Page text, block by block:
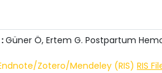
Güner Ö, Ertem G. Postpartum
Zotero/Mendeley (RIS) RIS